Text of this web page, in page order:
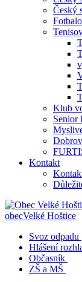
Český
Klub
Senior
Kontakt
obecVelké Hoštice
Svoz odpadu
Hlášení
Občasník
ZŠ a MŠ